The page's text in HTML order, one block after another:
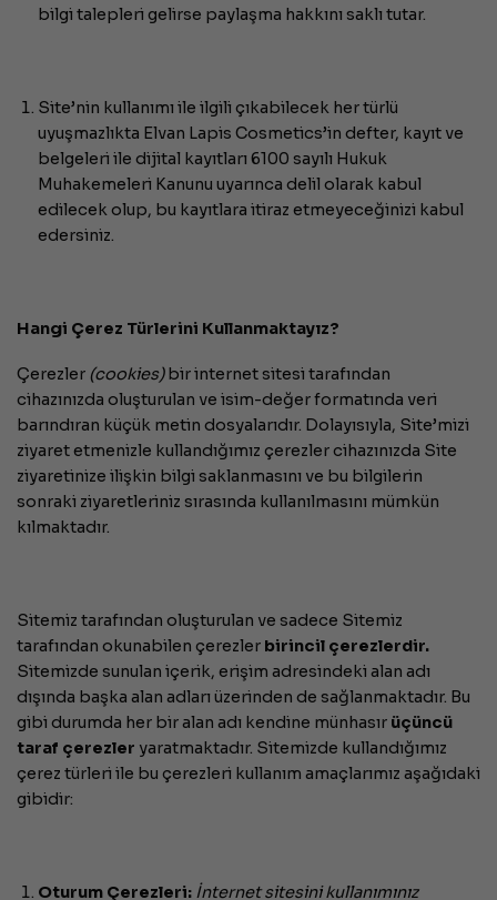
bilgi talepleri gelirse paylaşma hakkını saklı tutar.
Site’nin kullanımı ile ilgili çıkabilecek her türlü
uyuşmazlıkta Elvan Lapis Cosmetics’in defter, kayıt ve
belgeleri ile dijital kayıtları 6100 sayılı Hukuk
Muhakemeleri Kanunu uyarınca delil olarak kabul
edilecek olup, bu kayıtlara itiraz etmeyeceğinizi kabul
edersiniz.
Hangi Çerez Türlerini Kullanmaktayız?
Çerezler (cookies)bir internet sitesi tarafından
cihazınızda oluşturulan ve isim-değer formatında veri
barındıran küçük metin dosyalarıdır. Dolayısıyla, Site’mizi
ziyaret etmenizle kullandığımız çerezler cihazınızda Site
ziyaretinize ilişkin bilgi saklanmasını ve bu bilgilerin
sonraki ziyaretleriniz sırasında kullanılmasını mümkün
kılmaktadır.
Sitemiz tarafından oluşturulan ve sadece Sitemiz
tarafından okunabilen çerezler birincil çerezlerdir.
Sitemizde sunulan içerik, erişim adresindeki alan adı
dışında başka alan adları üzerinden de sağlanmaktadır. Bu
gibi durumda her bir alan adı kendine münhasır üçüncü
taraf çerezler yaratmaktadır. Sitemizde kullandığımız
çerez türleri ile bu çerezleri kullanım amaçlarımız aşağıdaki
gibidir:
Oturum Çerezleri: İnternet sitesini kullanımınız